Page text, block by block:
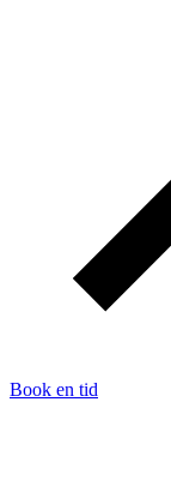
Book en tid